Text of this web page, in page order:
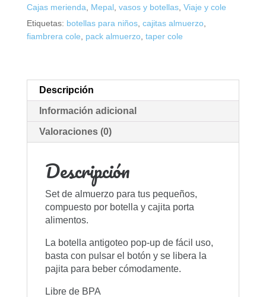
Cajas merienda
Mepal, vasos y botellas, Viaje y cole
Etiquetas: botellas para niños, cajitas almuerzo,
fiambrera cole
pack almuerzo, taper cole
Descripción
Información adicional
Valoraciones (0)
Descripción
Set de almuerzo para tus pequeños,
compuesto por botella y cajita porta
alimentos.
La botella antigoteo pop-up de fácil uso,
basta con pulsar el botón y se libera la
pajita para beber cómodamente.
Libre de BPA